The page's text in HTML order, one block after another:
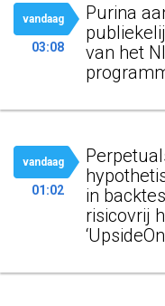
vandaag
03:08
Purina
van het
vandaag
01:02
in
risicovrij